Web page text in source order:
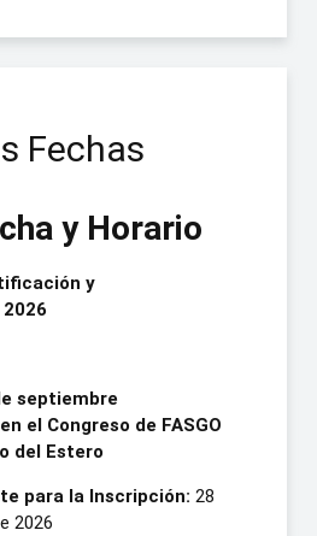
Fechas
y Horario
y
septiembre
el Congreso de FASGO
del Estero
para la Inscripción: 28
2026